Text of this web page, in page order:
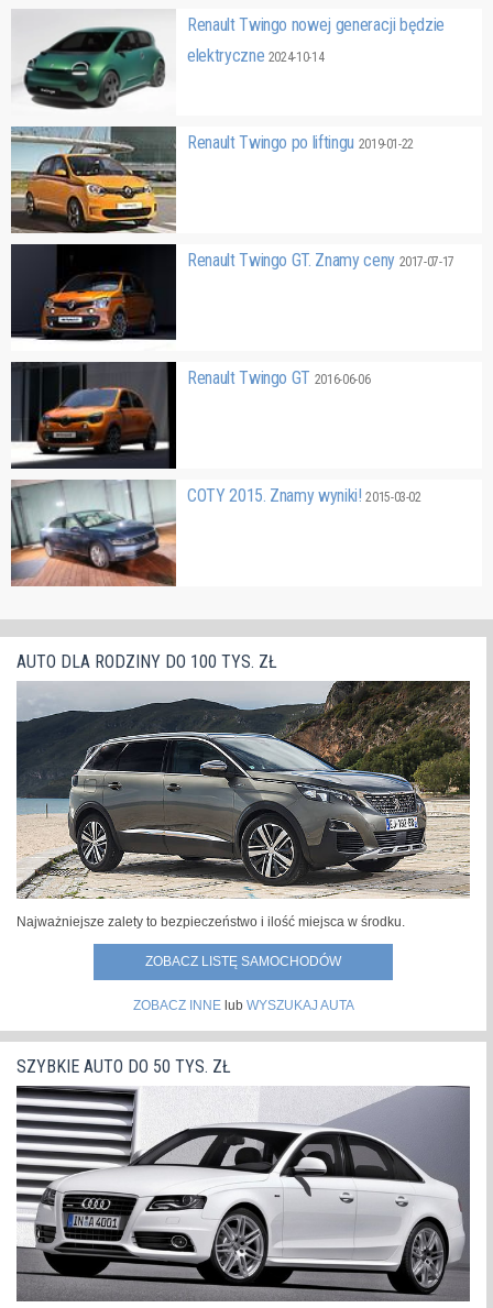
Renault Twingo nowej generacji będzie
elektryczne 2024-10-14
Renault Twingo po liftingu 2019-01-22
Renault Twingo GT. Znamy ceny 2017-07-17
Renault Twingo GT 2016-06-06
COTY 2015. Znamy wyniki!2015-03-02
AUTO DLA RODZINY DO 100 TYS. ZŁ
Najważniejsze zalety to bezpieczeństwo i ilość miejsca w środku.
ZOBACZ LISTĘ SAMOCHODÓW
ZOBACZ INNElub WYSZUKAJ AUTA
SZYBKIE AUTO DO 50 TYS. ZŁ